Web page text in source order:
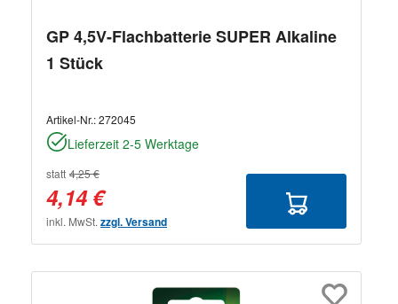
GP 4,5V-Flachbatterie SUPER Alkaline
1 Stück
Artikel-Nr.:272045
Lieferzeit 2-5 Werktage
statt 4,25 €
4,14 €
inkl. MwSt. zzgl. Versand